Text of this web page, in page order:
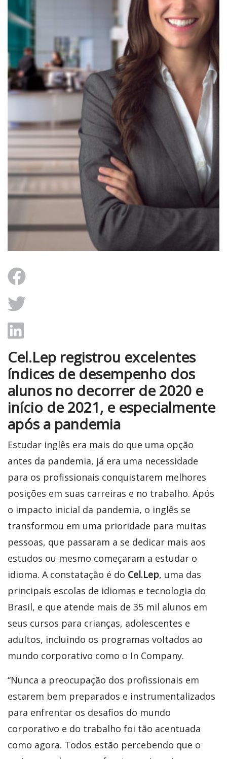
Cel.Lep registrou excelentes
índices de desempenho dos
alunos no decorrer de 2020 e
início de 2021, e especialmente
após a pandemia
Estudar inglês era mais do que uma opção
antes da pandemia, já era uma necessidade
para os profissionais conquistarem melhores
posições em suas carreiras e no trabalho. Após
o impacto inicial da pandemia, o inglês se
transformou em uma prioridade para muitas
pessoas, que passaram a se dedicar mais aos
estudos ou mesmo começaram a estudar o
idioma. A constatação é do Cel.Lep, uma das
principais escolas de idiomas e tecnologia do
Brasil, e que atende mais de 35 mil alunos em
seus cursos para crianças, adolescentes e
adultos, incluindo os programas voltados ao
mundo corporativo como o In Company.
“Nunca a preocupação dos profissionais em
estarem bem preparados e instrumentalizados
para enfrentar os desafios do mundo
corporativo e do trabalho foi tão acentuada
como agora. Todos estão percebendo que o